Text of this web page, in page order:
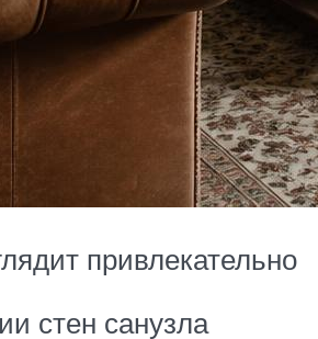
привлекательно
стен санузла